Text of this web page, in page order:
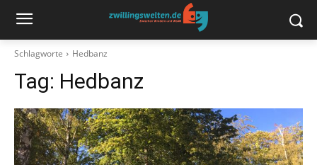
Schlagworte Hedbanz
Tag: Hedbanz